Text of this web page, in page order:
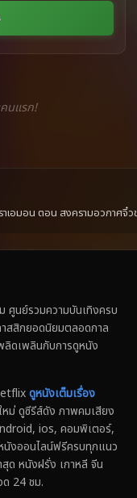
นแรก!
อมอน ตอน สงครามอวกาศจิ๋ว
ศูนย์รวมความบันเทิงครบ
สสิกยอดนิยมตลอดกาล
ลิดเพลินกับการดูหนัง
ดูหนังเต็มเรื่อง
ม่ ดูซีรีส์ดัง ภาพคมเสียง
ios, คอมพิเตอร์,
งออนไลน์ฟรีครบทุกแนว
ด หนังฝรั่ง เกาหลี จีน
24 ชม.